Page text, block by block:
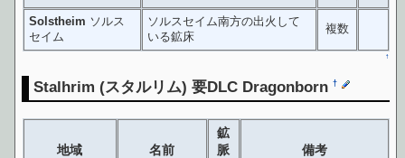
Solstheim ソルス
セイム
ソルスセイム南方の出火して
いる鉱床
複数
↑
Stalhrim (スタルリム) 要DLC Dragonborn†
地域 名前
鉱
脈
備考